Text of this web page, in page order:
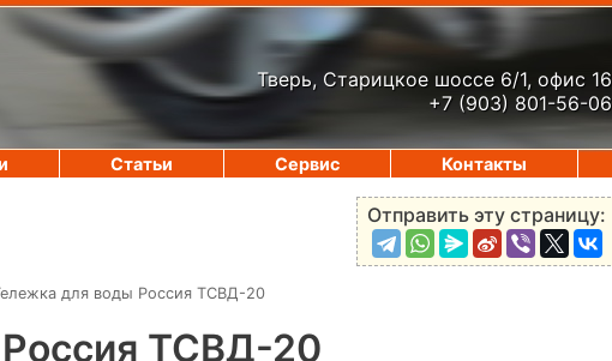
Тверь, Старицкое шоссе 6/1, офис 16
+7 (903) 801-56-06
Отправить эту страницу:
для воды Россия ТСВД-20
ТСВД-20
Статьи Сервис Контакты